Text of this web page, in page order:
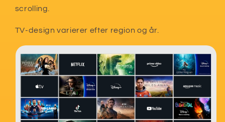
scrolling.
TV-design varierer efter region og år.